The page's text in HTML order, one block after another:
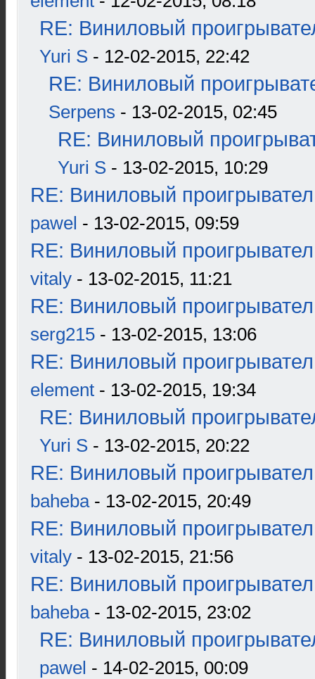
RE: Виниловый
Yuri S - 12-02-2015, 22:42
RE: Виниловый
Serpens - 13-02-2015, 02:45
RE: Виниловый
Yuri S - 13-02-2015, 10:29
RE: Виниловый
pawel - 13-02-2015, 09:59
RE: Виниловый
vitaly - 13-02-2015, 11:21
RE: Виниловый
serg215 - 13-02-2015, 13:06
RE: Виниловый
element - 13-02-2015, 19:34
RE: Виниловый
Yuri S - 13-02-2015, 20:22
RE: Виниловый
baheba- 13-02-2015, 20:49
RE: Виниловый
vitaly - 13-02-2015, 21:56
RE: Виниловый
baheba- 13-02-2015, 23:02
RE: Виниловый
pawel - 14-02-2015, 00:09